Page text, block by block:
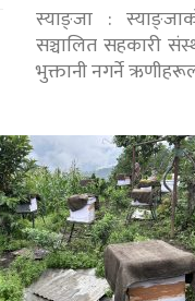
स्याङ्जा :
सञ्चालित सहकारी
भुक्तानी नगर्ने